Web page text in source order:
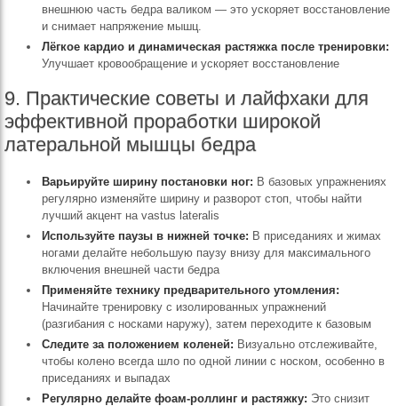
внешнюю часть бедра валиком — это ускоряет восстановление
и снимает напряжение мышц.
Лёгкое кардио и динамическая растяжка после тренировки:
Улучшает кровообращение и ускоряет восстановление
9. Практические советы и лайфхаки для
эффективной проработки широкой
латеральной мышцы бедра
Варьируйте ширину постановки ног: В базовых упражнениях
регулярно изменяйте ширину и разворот стоп, чтобы найти
лучший акцент на vastus lateralis
Используйте паузы в нижней точке: В приседаниях и жимах
ногами делайте небольшую паузу внизу для максимального
включения внешней части бедра
Применяйте технику предварительного утомления:
Начинайте тренировку с изолированных упражнений
(разгибания с носками наружу), затем переходите к базовым
Следите за положением коленей: Визуально отслеживайте,
чтобы колено всегда шло по одной линии с носком, особенно в
приседаниях и выпадах
Регулярно делайте фоам-роллинг и растяжку: Это снизит